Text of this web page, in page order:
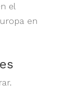
el
en